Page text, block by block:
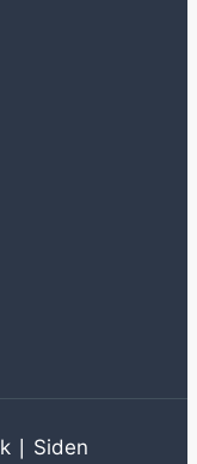
∣ Siden